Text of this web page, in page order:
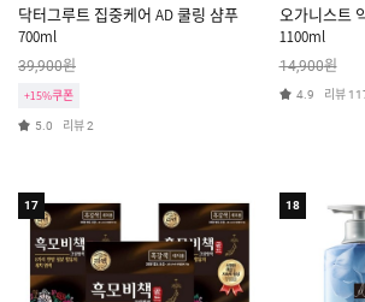
닥터그루트 집중케어 AD 쿨링 샴푸
700ml
39,900원
+15%쿠폰
5.0 리뷰2
오가니스트
1100ml
14,900원
4.9 리뷰
17 18